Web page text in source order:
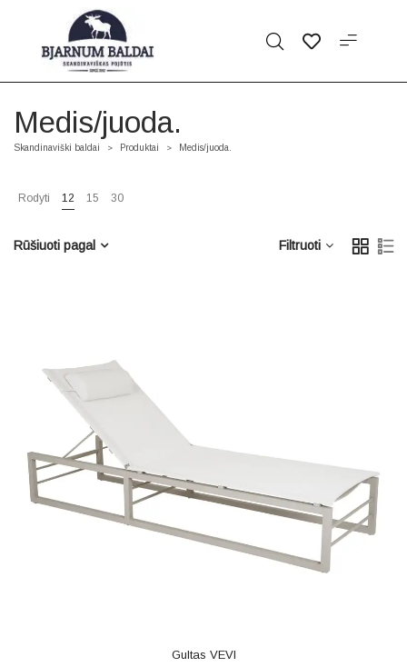
Medis/juoda.
Skandinaviški baldai > Produktai > Medis/juoda.
Rodyti 12 15 30
Filtruoti
Rūšiuoti pagal
Gultas VEVI